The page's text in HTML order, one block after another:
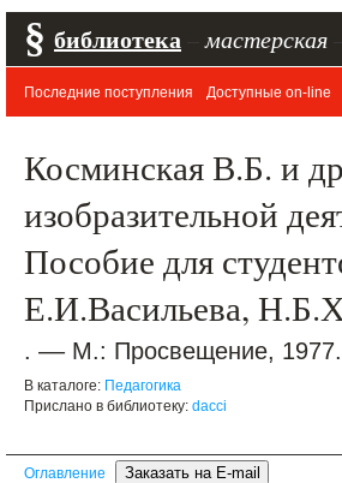
§ библиотека мастерская
Последние поступления Доступные on-line
Косминская В.Б. и
изобразительной
Пособие для
Е.И.Васильева,
. –– М.: Просвещение,
В каталоге: Педагогика
Прислано в библиотеку: dacci
Оглавление